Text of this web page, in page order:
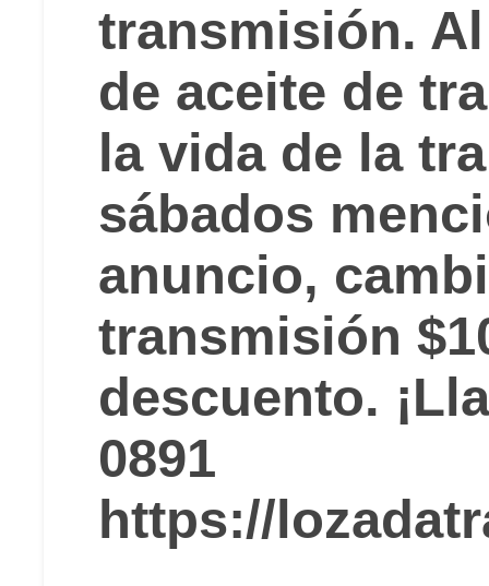
transmisión.
de aceite de
la vida de la
sábados
anuncio,
transmisión
descuento.
0891
https://